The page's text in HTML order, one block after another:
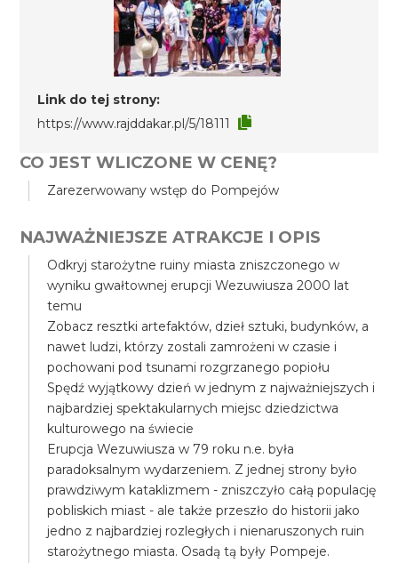
Link do tej strony:
https://www.rajddakar.pl/5/18111
CO JEST WLICZONE W CENĘ?
Zarezerwowany wstęp do Pompejów
NAJWAŻNIEJSZE ATRAKCJE I OPIS
Odkryj starożytne ruiny miasta zniszczonego w
wyniku gwałtownej erupcji Wezuwiusza 2000 lat
temu
Zobacz resztki artefaktów, dzieł sztuki, budynków, a
nawet ludzi, którzy zostali zamrożeni w czasie i
pochowani pod tsunami rozgrzanego popiołu
Spędź wyjątkowy dzień w jednym z najważniejszych i
najbardziej spektakularnych miejsc dziedzictwa
kulturowego na świecie
Erupcja Wezuwiusza w 79 roku n.e. była
paradoksalnym wydarzeniem. Z jednej strony było
prawdziwym kataklizmem - zniszczyło całą populację
pobliskich miast - ale także przeszło do historii jako
jedno z najbardziej rozległych i nienaruszonych ruin
starożytnego miasta. Osadą tą były Pompeje.